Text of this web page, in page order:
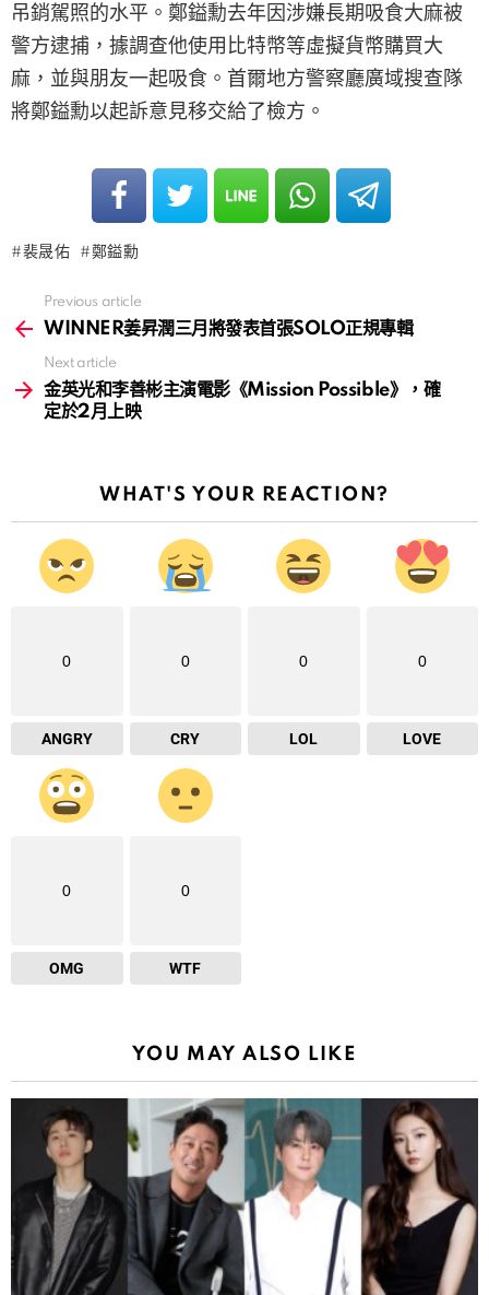
吊銷駕照的水平。鄭鎰勳去年因涉嫌長期吸食大麻被
警方逮捕，據調查他使用比特幣等虛擬貨幣購買大
麻，並與朋友一起吸食。首爾地方警察廳廣域搜查隊
將鄭鎰勳以起訴意見移交給了檢方。
裴晟佑 鄭鎰勳
more
Previous article
WINNER姜昇潤三月將發表首張SOLO正規專輯
Next article
金英光和李善彬主演電影《Mission Possible》，確
定於2月上映
WHAT'S YOUR REACTION?
0
ANGRY
0
CRY
0
LOL
0
LOVE
0
OMG
0
WTF
YOU MAY ALSO LIKE